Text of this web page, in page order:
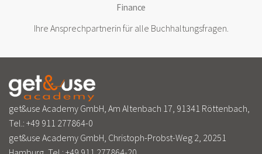
Finance
Ihre Ansprechpartnerin für alle Buchhaltungsfragen.
get&use Academy GmbH, Am Altenbach 17, 91341 Röttenbach,
Tel.: +49 911 277864-0
get&use Academy GmbH, Christoph-Probst-Weg 2, 20251